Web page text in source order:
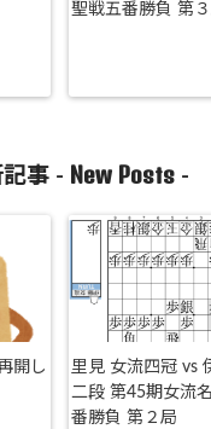
聖戦五番勝負 第
事 - New Posts -
開し
里見 女流四冠 vs
二段 第45期女流
番勝負 第２局